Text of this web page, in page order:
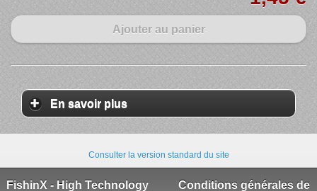
Ajouter au panier
En savoir plus
Consulter la version standard du site
FishinX - High Technology Conditions générales de